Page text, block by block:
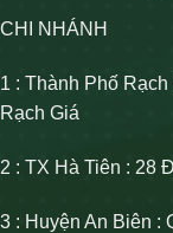
CHI NHÁNH
1 : Thành Phố
Rạch Giá
2 : TX Hà Tiên : 28
3 : Huyện An Biên :